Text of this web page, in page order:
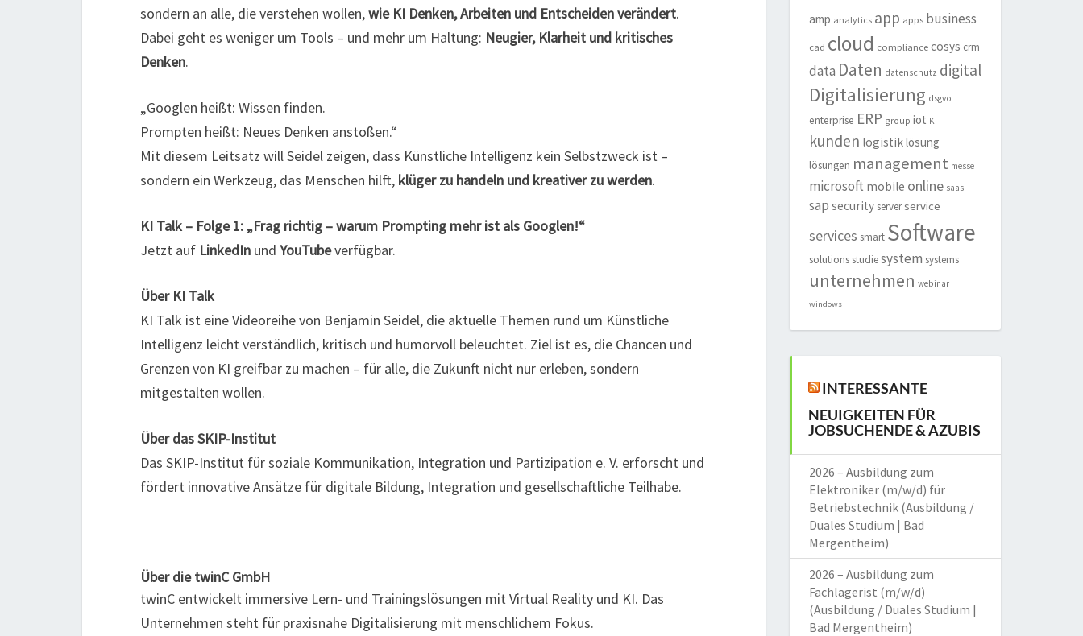
sondern an alle, die verstehen wollen,wie KI Denken, Arbeiten und Entscheiden verändert.
Dabei geht es weniger um Tools – und mehr um Haltung: Neugier, Klarheit und kritisches
Denken.
„Googlen heißt: Wissen finden.
Prompten heißt: Neues Denken anstoßen.“
Mit diesem Leitsatz will Seidel zeigen, dass Künstliche Intelligenz kein Selbstzweck ist –
sondern ein Werkzeug, das Menschen hilft, klüger zu handeln und kreativer zu werden.
KI Talk – Folge 1: „Frag richtig – warum Prompting mehr ist als Googlen!“
Jetzt auf LinkedIn und YouTubeverfügbar.
Über KI Talk
KI Talk ist eine Videoreihe von Benjamin Seidel, die aktuelle Themen rund um Künstliche
Intelligenz leicht verständlich, kritisch und humorvoll beleuchtet. Ziel ist es, die Chancen und
Grenzen von KI greifbar zu machen – für alle, die Zukunft nicht nur erleben, sondern
mitgestalten wollen.
Über das SKIP-Institut
Das SKIP-Institut für soziale Kommunikation, Integration und Partizipation e. V. erforscht und
fördert innovative Ansätze für digitale Bildung, Integration und gesellschaftliche Teilhabe.
Über die twinC GmbH
twinC entwickelt immersive Lern- und Trainingslösungen mit Virtual Reality und KI. Das
Unternehmen steht für praxisnahe Digitalisierung mit menschlichem Fokus.
amp analytics app apps business
cad cloud compliance cosys crm
data Daten datenschutz digital
Digitalisierung dsgvo
enterprise ERP group iot KI
kunden logistiklösung
lösungen management messe
microsoft mobile online saas
sap security server service
services smart Software
solutions studie system systems
unternehmen webinar
windows
INTERESSANTE
NEUIGKEITEN FÜR
JOBSUCHENDE & AZUBIS
2026 – Ausbildung zum
Elektroniker (m/w/d) für
Betriebstechnik (Ausbildung /
Duales Studium | Bad
Mergentheim)
2026 – Ausbildung zum
Fachlagerist (m/w/d)
(Ausbildung / Duales Studium |
Bad Mergentheim)